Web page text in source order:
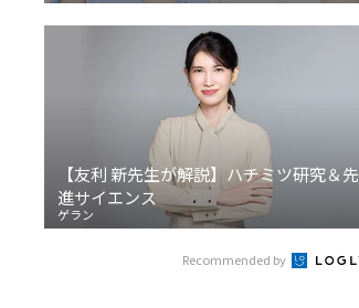
【友利 新先生が解説】ハチミツ研究＆先
進サイエンス
ゲラン
Recommended by